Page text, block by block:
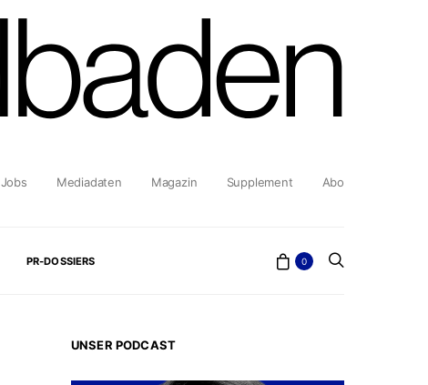
Jobs Mediadaten Magazin Supplement Abo
PR-DOSSIERS 0
UNSER PODCAST